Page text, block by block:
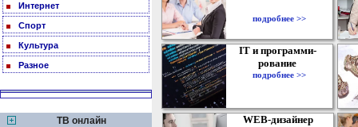
Интернет
Спорт
Культура
Разное
ТВ онлайн
подробнее >>
IT и программи-
рование
подробнее >>
WEB-дизайнер